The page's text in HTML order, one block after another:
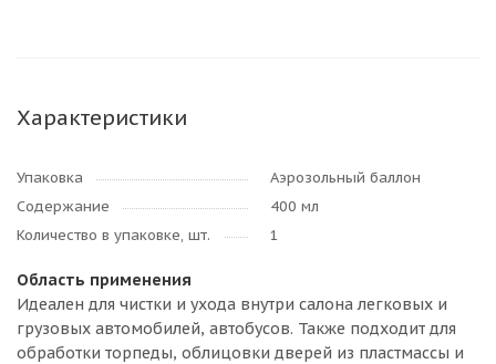
Характеристики
Упаковка
Аэрозольный баллон
Содержание
400 мл
Количество в упаковке, шт.
1
Область применения
Идеален для чистки и ухода внутри салона легковых и
грузовых автомобилей, автобусов. Также подходит для
обработки торпеды, облицовки дверей из пластмассы и